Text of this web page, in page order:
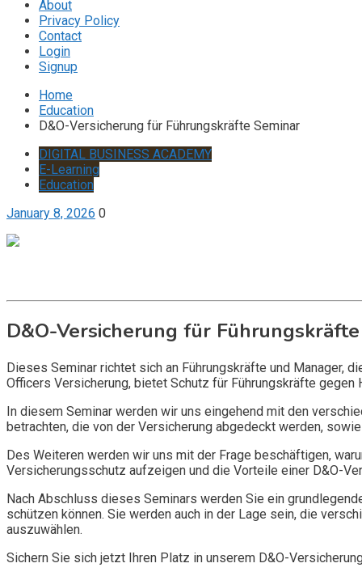
About
Privacy Policy
Contact
Login
Signup
Home
Education
D&O-Versicherung für Führungskräfte Seminar
DIGITAL BUSINESS ACADEMY
E-Learning
Education
January 8, 2026 0
D&O-Versicherung für
Dieses Seminar richtet sich an Führungskräfte und Manager,
Officers Versicherung, bietet Schutz für Führungskräfte
In diesem Seminar werden wir uns eingehend mit den
betrachten, die von der Versicherung abgedeckt werden,
Des Weiteren werden wir uns mit der Frage beschäftigen,
Versicherungsschutz aufzeigen und die Vorteile einer D&O-
Nach Abschluss dieses Seminars werden Sie ein
schützen können. Sie werden auch in der Lage sein, die
auszuwählen.
Sichern Sie sich jetzt Ihren Platz in unserem D&O-